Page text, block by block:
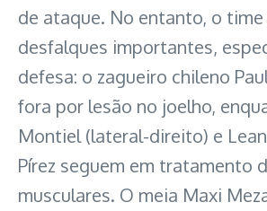
de ataque. No entanto, o
desfalques importantes,
defesa: o zagueiro chileno
fora por lesão no joelho,
Montiel (lateral-direito) e
Pírez seguem em tratamento
musculares. O meia Maxi